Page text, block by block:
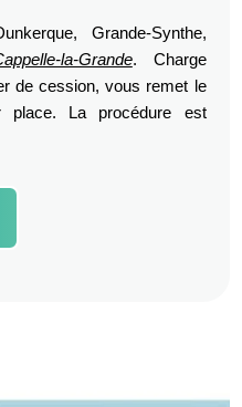
Grande-Synthe,
la-Grande. Charge
de cession, vous remet le
place. La procédure est